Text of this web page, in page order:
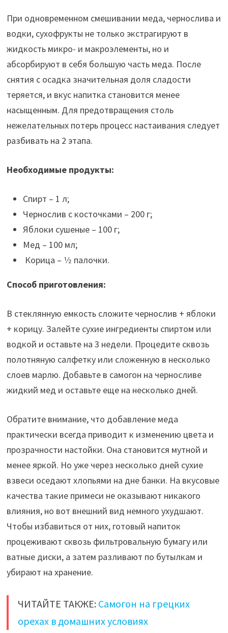
При одновременном смешивании меда, чернослива и
водки, сухофрукты не только экстрагируют в
жидкость микро- и макроэлементы, но и
абсорбируют в себя большую часть меда. После
снятия с осадка значительная доля сладости
теряется, и вкус напитка становится менее
насыщенным. Для предотвращения столь
нежелательных потерь процесс настаивания следует
разбивать на 2 этапа.
Необходимые продукты:
Спирт – 1 л;
Чернослив с косточками – 200 г;
Яблоки сушеные – 100 г;
Мед – 100 мл;
Корица – 1⁄2 палочки.
Способ приготовления:
В стеклянную емкость сложите чернослив + яблоки
+ корицу. Залейте сухие ингредиенты спиртом или
водкой и оставьте на 3 недели. Процедите сквозь
полотняную салфетку или сложенную в несколько
слоев марлю. Добавьте в самогон на черносливе
жидкий мед и оставьте еще на несколько дней.
Обратите внимание, что добавление меда
практически всегда приводит к изменению цвета и
прозрачности настойки. Она становится мутной и
менее яркой. Но уже через несколько дней сухие
взвеси оседают хлопьями на дне банки. На вкусовые
качества такие примеси не оказывают никакого
влияния, но вот внешний вид немного ухудшают.
Чтобы избавиться от них, готовый напиток
процеживают сквозь фильтровальную бумагу или
ватные диски, а затем разливают по бутылкам и
убирают на хранение.
ЧИТАЙТЕ ТАКЖЕ: Самогон на грецких
орехах в домашних условиях